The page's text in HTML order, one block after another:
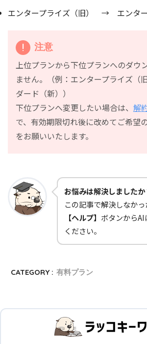
エンタープライズ（旧） → エンター
注意
上位プランから下位プランへのダウ
ません。（例：エンタープライズ
ダード（新））
下位プランへ変更したい場合は、 解
で、有効期限切れ後に改めてご希望
をお願いいたします。
お悩みは解決しましたか
この記事で解決しなか
【ヘルプ】 ボタンから
ください。
CATEGORY : 有料プラン